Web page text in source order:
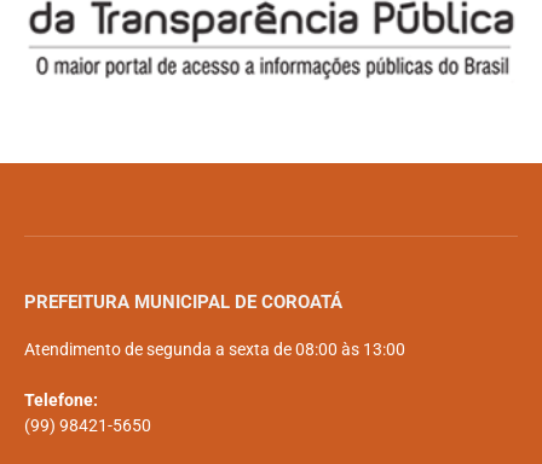
PREFEITURA MUNICIPAL DE COROATÁ
Atendimento de segunda a sexta de 08:00 às 13:00
Telefone:
(99) 98421-5650